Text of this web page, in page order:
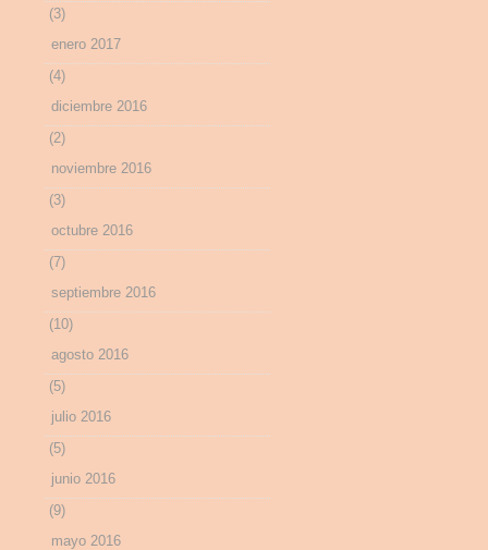
(3)
enero 2017
(4)
diciembre 2016
(2)
noviembre 2016
(3)
octubre 2016
(7)
septiembre 2016
(10)
agosto 2016
(5)
julio 2016
(5)
junio 2016
(9)
mayo 2016